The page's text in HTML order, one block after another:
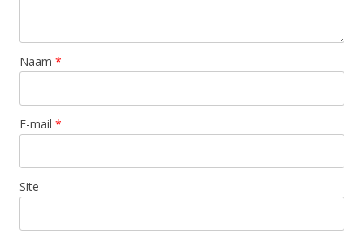
Naam *
E-mail *
Site